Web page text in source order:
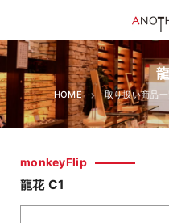
HOME 取り扱い商品
monkeyFlip
龍花 C1